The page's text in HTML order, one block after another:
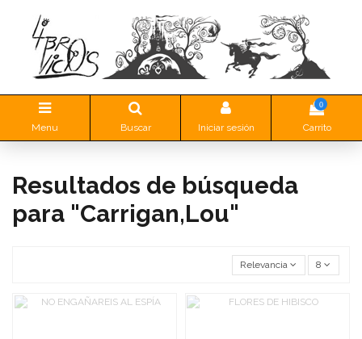
Menu Buscar Iniciar sesión
0
Carrito
Resultados de búsqueda
para "Carrigan,Lou"
Relevancia 8